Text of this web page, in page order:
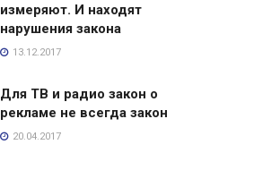
измеряют. И находят
нарушения закона
13.12.2017
Для ТВ и радио закон о
рекламе не всегда закон
20.04.2017